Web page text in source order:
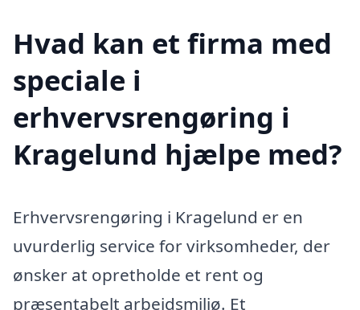
Hvad kan et firma med
speciale i
erhvervsrengøring i
Kragelund hjælpe med?
Erhvervsrengøring i Kragelund er en
uvurderlig service for virksomheder, der
ønsker at opretholde et rent og
præsentabelt arbejdsmiljø. Et